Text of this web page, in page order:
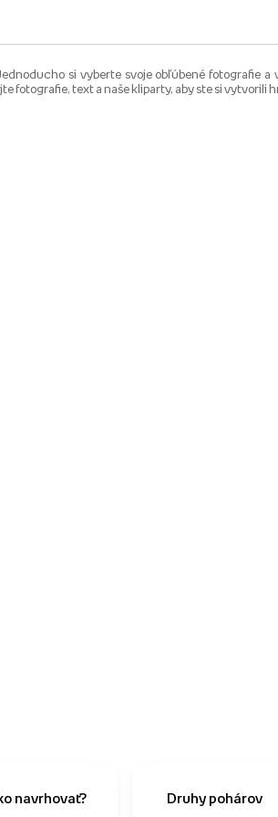
si vyberte svoje obľúbené fotografie
text a naše kliparty, aby ste si vytvorili
navrhovať? Druhy pohárov